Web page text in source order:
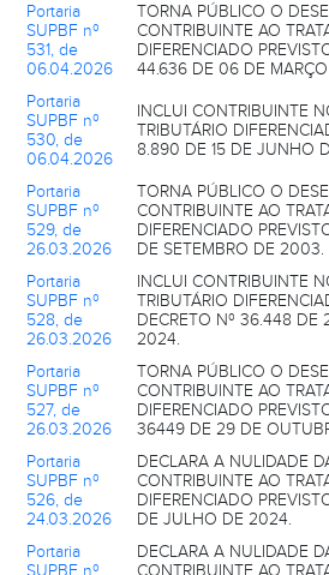
Portaria
SUPBF nº
531, de
06.04.2026
TORNA PÚBLICO O
CONTRIBUINTE AO
DIFERENCIADO
44.636 DE 06 DE
Portaria
SUPBF nº
530, de
06.04.2026
INCLUI CONTRIBUINTE
TRIBUTÁRIO
8.890 DE 15 DE JUNHO
Portaria
SUPBF nº
529, de
26.03.2026
TORNA PÚBLICO O
CONTRIBUINTE AO
DIFERENCIADO
DE SETEMBRO DE 2003.
Portaria
SUPBF nº
528, de
26.03.2026
INCLUI CONTRIBUINTE
TRIBUTÁRIO
DECRETO Nº 36.448 DE
2024.
Portaria
SUPBF nº
527, de
26.03.2026
TORNA PÚBLICO O
CONTRIBUINTE AO
DIFERENCIADO
36449 DE 29 DE
Portaria
SUPBF nº
526, de
24.03.2026
DECLARA A NULIDADE
CONTRIBUINTE AO
DIFERENCIADO
DE JULHO DE 2024.
Portaria
SUPBF nº
DECLARA A NULIDADE
CONTRIBUINTE AO